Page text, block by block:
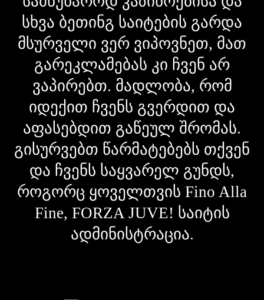
სხვა ბეთინგ საიტების გარდა
მსურველი ვერ ვიპოვნეთ, მათ
გარეკლამებას კი ჩვენ არ
ვაპირებთ. მადლობა, რომ
იდექით ჩვენს გვერდით და
აფასებდით გაწეულ შრომას.
გისურვებთ წარმატებებს თქვენ
და ჩვენს საყვარელ გუნდს,
როგორც ყოველთვის Fino Alla
Fine, FORZA JUVE! საიტის
ადმინისტრაცია.